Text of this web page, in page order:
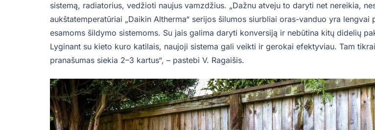
sistemą, radiatorius, vedžioti naujus vamzdžius. „Dažnu atveju to daryti net nereikia,
aukštatemperatūriai „Daikin Altherma“ serijos šilumos siurbliai oras-vanduo yra lengvai
esamoms šildymo sistemoms. Su jais galima daryti konversiją ir nebūtina kitų didelių
Lyginant su kieto kuro katilais, naujoji sistema gali veikti ir gerokai efektyviau. Tam
pranašumas siekia 2–3 kartus“, – pastebi V. Ragaišis.